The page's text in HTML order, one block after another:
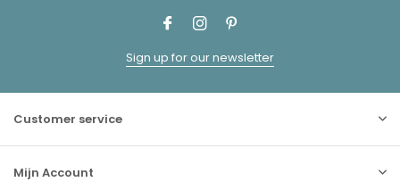
Sign up for our newsletter
Customer service
Mijn Account